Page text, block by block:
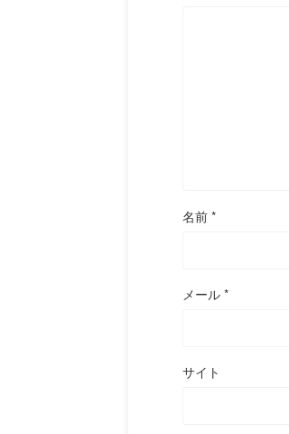
名前 *
メール *
サイト